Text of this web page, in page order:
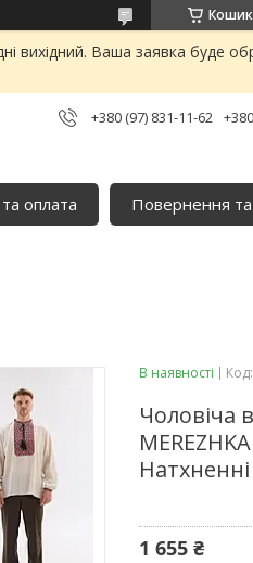
Кошик
вихідний. Ваша заявка буде
+380 (97) 831-11-62
оплата
Повернення та
В наявності Код:
Чоловіча
Натхненні
1 655 ₴